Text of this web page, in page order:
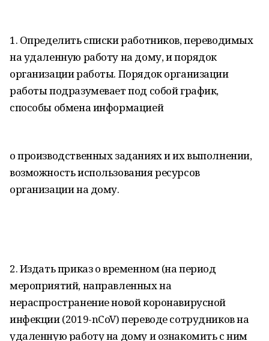
1. Определить списки работников, переводимых
на удаленную работу на дому, и порядок
организации работы. Порядок организации
работы подразумевает под собой график,
способы обмена информацией
о производственных заданиях и их выполнении,
возможность использования ресурсов
организации на дому.
2. Издать приказ о временном (на период
мероприятий, направленных на
нераспространение новой коронавирусной
инфекции (2019-nCoV) переводе сотрудников на
удаленную работу на дому и ознакомить с ним